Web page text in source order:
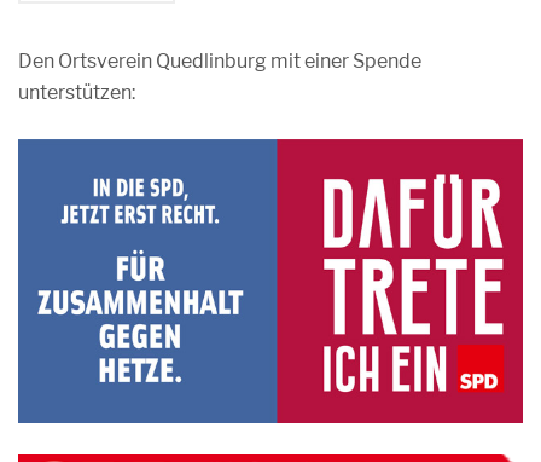
Den Ortsverein Quedlinburg mit einer Spende
unterstützen: